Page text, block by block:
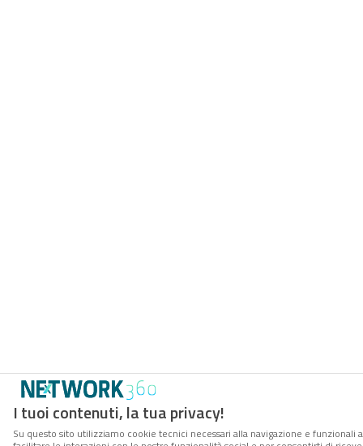
I tuoi contenuti, la tua privacy!
Su questo sito utilizziamo cookie tecnici necessari alla navigazione e